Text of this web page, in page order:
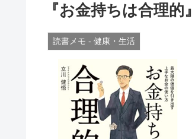
『お金持ちは合理的』
読書メモ - 健康・生活